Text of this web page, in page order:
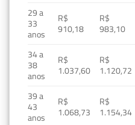
29 a
33
anos
R$
910,18
R$
983,10
34 a
38
anos
R$
1.037,60
R$
1.120,72
39 a
43
anos
R$
1.068,73
R$
1.154,34